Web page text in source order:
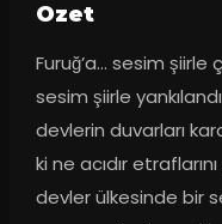
Ozet
Furuğ’a... sesim şiirle
sesim şiirle
devlerin duvarları
ki ne acıdır
devler ülkesinde bir